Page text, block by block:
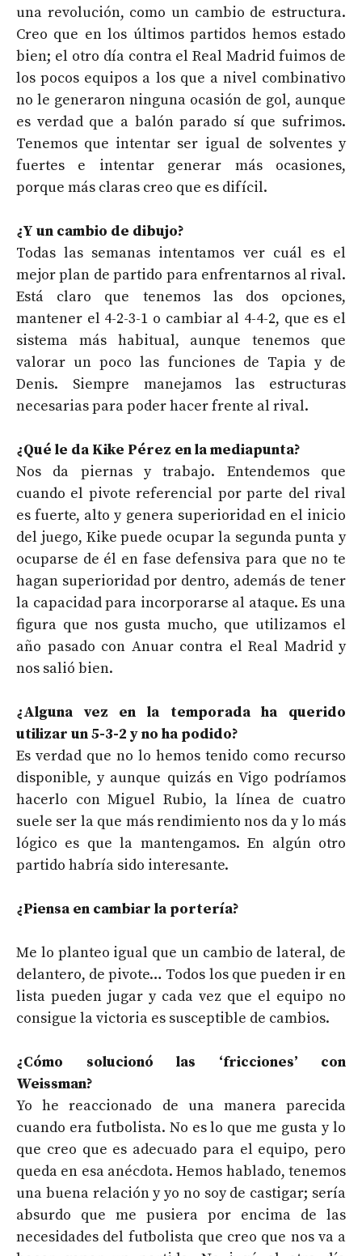
una revolución, como un cambio de estructura.
Creo que en los últimos partidos hemos estado
bien; el otro día contra el Real Madrid fuimos de
los pocos equipos a los que a nivel combinativo
no le generaron ninguna ocasión de gol, aunque
es verdad que a balón parado sí que sufrimos.
Tenemos que intentar ser igual de solventes y
fuertes e intentar generar más ocasiones,
porque más claras creo que es difícil.
¿Y un cambio de dibujo?
Todas las semanas intentamos ver cuál es el
mejor plan de partido para enfrentarnos al rival.
Está claro que tenemos las dos opciones,
mantener el 4-2-3-1 o cambiar al 4-4-2, que es el
sistema más habitual, aunque tenemos que
valorar un poco las funciones de Tapia y de
Denis. Siempre manejamos las estructuras
necesarias para poder hacer frente al rival.
¿Qué le da Kike Pérez en la mediapunta?
Nos da piernas y trabajo. Entendemos que
cuando el pivote referencial por parte del rival
es fuerte, alto y genera superioridad en el inicio
del juego, Kike puede ocupar la segunda punta y
ocuparse de él en fase defensiva para que no te
hagan superioridad por dentro, además de tener
la capacidad para incorporarse al ataque. Es una
figura que nos gusta mucho, que utilizamos el
año pasado con Anuar contra el Real Madrid y
nos salió bien.
¿Alguna vez en la temporada ha querido
utilizar un 5-3-2 y no ha podido?
Es verdad que no lo hemos tenido como recurso
disponible, y aunque quizás en Vigo podríamos
hacerlo con Miguel Rubio, la línea de cuatro
suele ser la que más rendimiento nos da y lo más
lógico es que la mantengamos. En algún otro
partido habría sido interesante.
¿Piensa en cambiar la portería?
Me lo planteo igual que un cambio de lateral, de
delantero, de pivote… Todos los que pueden ir en
lista pueden jugar y cada vez que el equipo no
consigue la victoria es susceptible de cambios.
¿Cómo solucionó las ‘fricciones’ con
Weissman?
Yo he reaccionado de una manera parecida
cuando era futbolista. No es lo que me gusta y lo
que creo que es adecuado para el equipo, pero
queda en esa anécdota. Hemos hablado, tenemos
una buena relación y yo no soy de castigar; sería
absurdo que me pusiera por encima de las
necesidades del futbolista que creo que nos va a